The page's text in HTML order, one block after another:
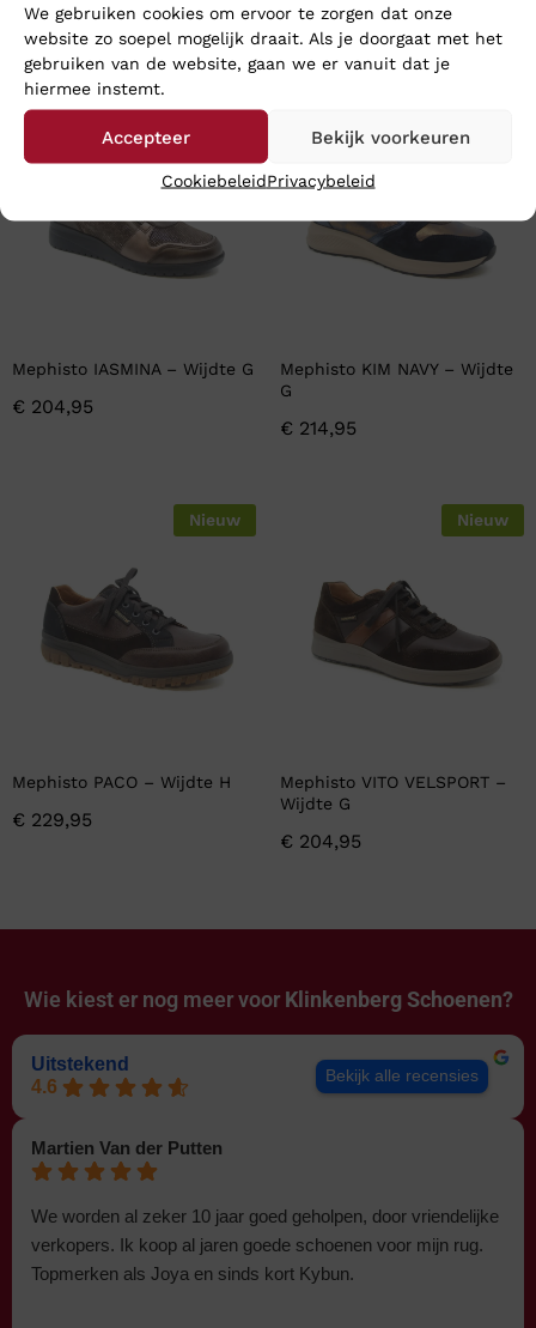
We gebruiken cookies om ervoor te zorgen dat onze
website zo soepel mogelijk draait. Als je doorgaat met het
gebruiken van de website, gaan we er vanuit dat je
hiermee instemt.
Accepteer Bekijk voorkeuren
CookiebeleidPrivacybeleid
En wat vind u van deze?
Nieuw
Mephisto IASMINA – Wijdte G
€ 204,95
Mephisto KIM NAVY – Wijdte
G
€ 214,95
Nieuw
Mephisto PACO – Wijdte H
€ 229,95
Nieuw
Mephisto VITO VELSPORT –
Wijdte G
€ 204,95
Wie kiest er nog meer voor Klinkenberg Schoenen?
Uitstekend
4.6
Bekijk alle recensies
Martien Van der Putten
We worden al zeker 10 jaar goed geholpen, door vriendelijke
verkopers. Ik koop al jaren goede schoenen voor mijn rug.
Topmerken als Joya en sinds kort Kybun.